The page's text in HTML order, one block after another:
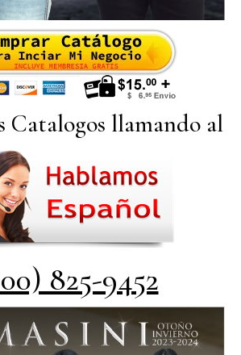
Catalogos llamando al
825-9452